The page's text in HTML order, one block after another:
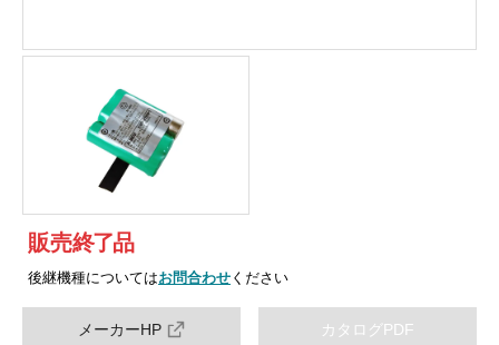
販売終了品
後継機種についてはお問合わせ ください
メーカーHP カタログPDF